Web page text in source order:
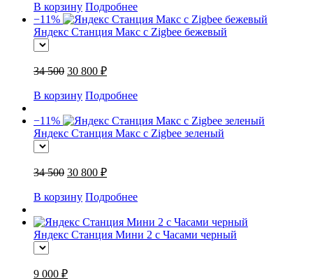
В корзину Подробнее
−11%
Яндекс Станция Макс с Zigbee бежевый
34 500 30 800 ₽
В корзину Подробнее
−11%
Яндекс Станция Макс с Zigbee зеленый
34 500 30 800 ₽
В корзину Подробнее
Яндекс Станция Мини 2 с Часами черный
9 000 ₽